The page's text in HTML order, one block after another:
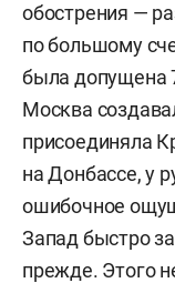
обострения —
по большому
была допущена
Москва
присоединяла
на Донбассе, у
ошибочное
Запад быстро
прежде. Этого